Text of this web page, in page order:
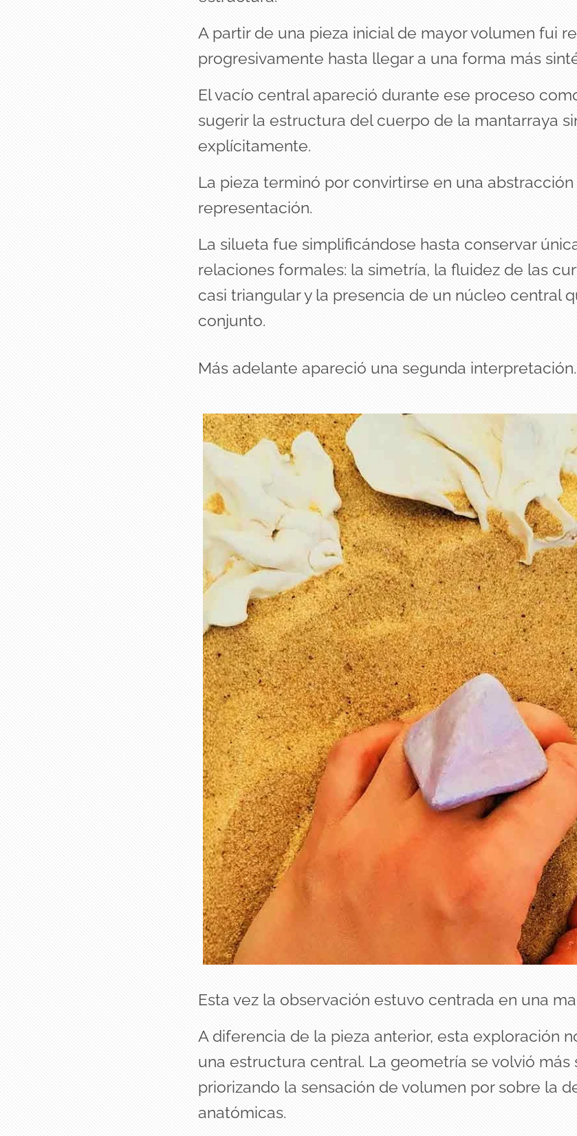
A partir de una pieza inicial de mayor volumen fui
progresivamente hasta llegar a una forma más
El vacío central apareció durante ese proceso
sugerir la estructura del cuerpo de la mantarraya
explícitamente.
La pieza terminó por convirtirse en una
representación.
La silueta fue simplificándose hasta conservar
relaciones formales: la simetría, la fluidez de las
casi triangular y la presencia de un núcleo central
conjunto.
Más adelante apareció una segunda interpretación.
Esta vez la observación estuvo centrada en una
A diferencia de la pieza anterior, esta exploración
una estructura central. La geometría se volvió más
priorizando la sensación de volumen por sobre la
anatómicas.